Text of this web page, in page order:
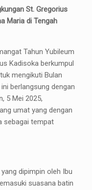
St. Gregorius
Maria di Tengah
Tahun Yubileum
Kadisoka berkumpul
mengikuti Bulan
berlangsung dengan
5 Mei 2025,
umat yang dengan
sebagai tempat
dipimpin oleh Ibu
suasana batin